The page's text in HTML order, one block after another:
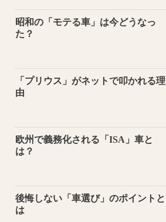
昭和の「モテる車」は今どうなっ
た？
「プリウス」がネットで叩かれる理
由
欧州で義務化される「ISA」車と
は？
後悔しない「車選び」のポイントと
は